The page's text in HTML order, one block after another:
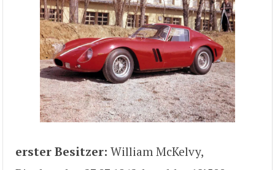
erster Besitzer: William McKelvy,